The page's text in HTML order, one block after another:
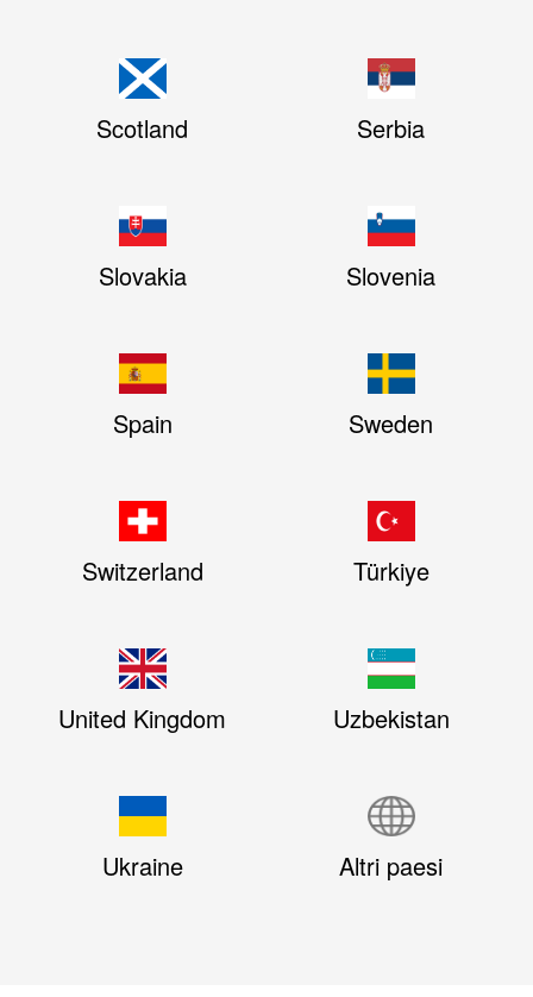
Scotland Serbia
Slovakia Slovenia
Spain Sweden
Switzerland Türkiye
United Kingdom Uzbekistan
Ukraine Altri paesi